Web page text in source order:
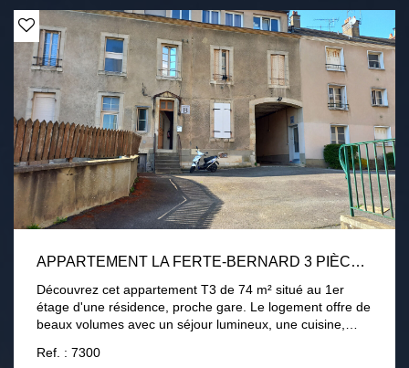
APPARTEMENT LA FERTE-BERNARD 3 PIÈCE(S) 74 M2
Découvrez cet appartement T3 de 74 m² situé au 1er
étage d'une résidence, proche gare. Le logement offre de
beaux volumes avec un séjour lumineux, une cuisine,
et des espaces de rangement fonctionnels. Son
Ref. : 7300